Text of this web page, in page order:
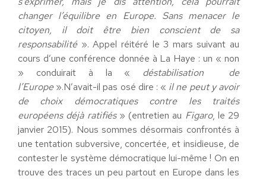
changer l’équilibre en Europe. Sans menacer le
citoyen, il doit être bien conscient de sa
responsabilité». Appel réitéré le 3 mars suivant au
cours d’une conférence donnée à La Haye : un « non
» conduirait à la « déstabilisation
de
l’Europe».N’avait-il pas osé dire : « il ne peut y avoir
de choix démocratiques contre les traités
européens déjà ratifiés » (entretien au Figaro, le 29
janvier 2015). Nous sommes désormais confrontés à
une tentation subversive, concertée, et insidieuse, de
contester le système démocratique lui-même ! On en
trouve des traces un peu partout en Europe dans les